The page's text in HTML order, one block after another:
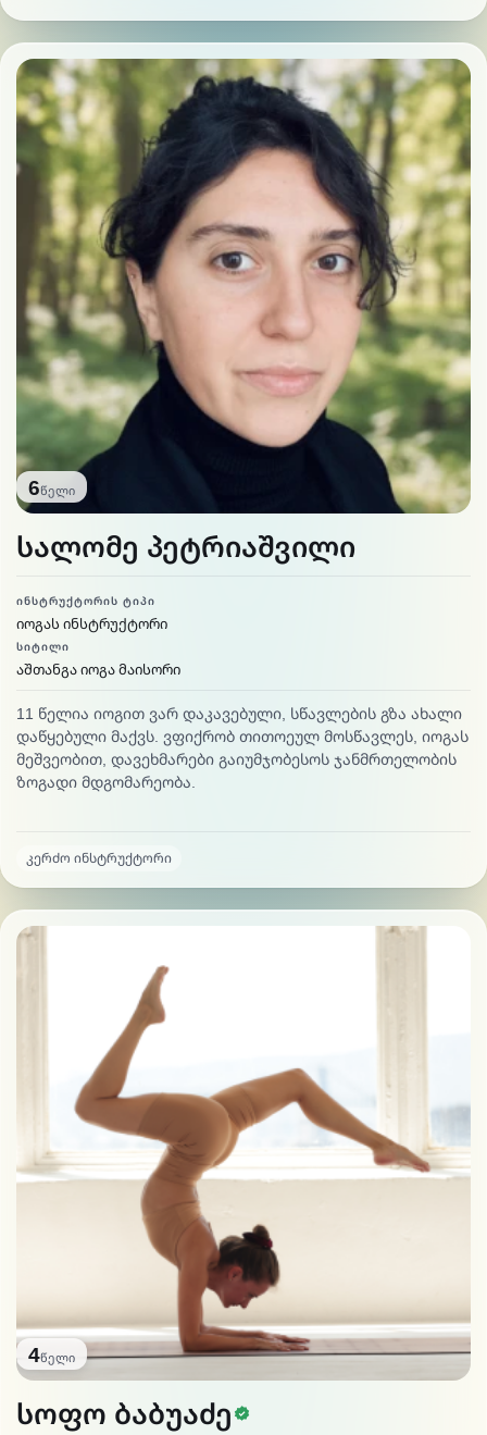
6წელი
სალომე პეტრიაშვილი
ᲘᲜᲡᲢᲠᲣᲥᲢᲝᲠᲘᲡ ᲢᲘᲞᲘ
იოგას ინსტრუქტორი
ᲡᲘᲢᲘᲚᲘ
აშთანგა იოგა მაისორი
11 წე­ლია იო­გით ვარ და­კა­ვე­ბუ­ლი, სწავ­ლე­ბის გზა ახა­ლი
დაწ­ყე­ბუ­ლი მაქვს. ვფიქ­რობ თი­თოე­ულ მოს­წავ­ლეს, იო­გას
მეშ­ვეო­ბით, და­ვეხ­მა­რე­ბი გაი­უმ­ჯო­ბე­სოს ჯან­მრთე­ლო­ბის
ზო­გა­დი მდგო­მა­რეო­ბა.
კერძო ინსტრუქტორი
4წელი
სოფო ბაბუაძე